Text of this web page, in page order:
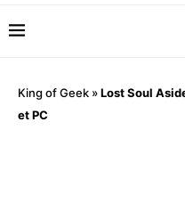
King of Geek »Lost Soul
et PC